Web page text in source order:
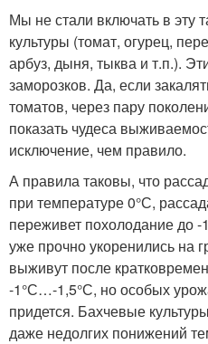
Мы не стали включать в эту
культуры (томат, огурец,
арбуз, дыня, тыква и т.п.).
заморозков. Да, если
томатов, через пару
показать чудеса
исключение, чем правило.
А правила таковы, что
при температуре 0°С,
переживет похолодание до
уже прочно укоренились на
выживут после
-1°С…-1,5°С, но особых
придется. Бахчевые
даже недолгих понижений